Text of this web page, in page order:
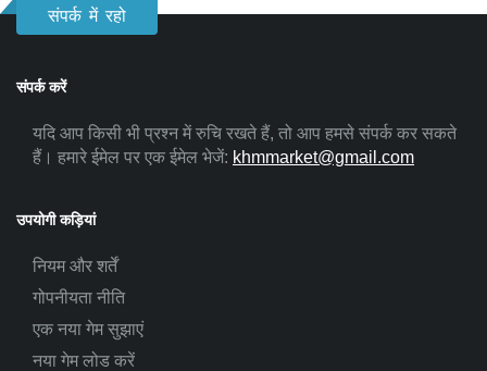
संपर्क में रहो
संपर्क करें
यदि आप किसी भी प्रश्न में रुचि रखते हैं, तो आप हमसे संपर्क कर सकते
हैं। हमारे ईमेल पर एक ईमेल भेजें: khmmarket@gmail.com
उपयोगी कड़ियां
नियम और शर्तें
गोपनीयता नीति
एक नया गेम सुझाएं
नया गेम लोड करें